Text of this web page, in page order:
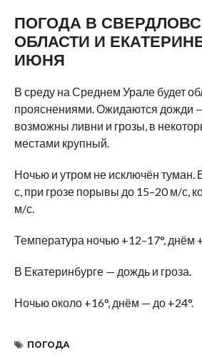
ПОГОДА В
ОБЛАСТИ И
ИЮНЯ
В среду на Среднем Урале будет
прояснениями. Ожидаются дожди
возможны ливни и грозы, в
местами крупный.
Ночью и утром не исключён
с, при грозе порывы до 15–20 м/с,
м/с.
Температура ночью +12–17°, днём
В Екатеринбурге — дождь и гроза.
Ночью около +16°, днём — до +24°.
ПОГОДА